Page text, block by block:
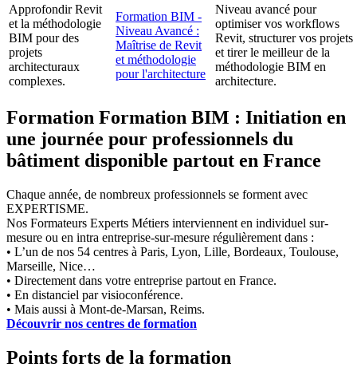
Approfondir Revit
et la méthodologie
BIM pour des
projets
architecturaux
complexes.
Formation BIM -
Niveau Avancé :
Maîtrise de Revit
et méthodologie
pour l'architecture
Niveau avancé pour
optimiser vos workflows
Revit, structurer vos projets
et tirer le meilleur de la
méthodologie BIM en
architecture.
Formation Formation BIM : Initiation en
une journée pour professionnels du
bâtiment disponible partout en France
Chaque année, de nombreux professionnels se forment avec
EXPERTISME.
Nos Formateurs Experts Métiers interviennent en individuel sur-
mesure ou en intra entreprise-sur-mesure régulièrement dans :
• L’un de nos 54 centres à Paris, Lyon, Lille, Bordeaux, Toulouse,
Marseille, Nice…
• Directement dans votre entreprise partout en France.
• En distanciel par visioconférence.
• Mais aussi à Mont-de-Marsan, Reims.
Découvrir nos centres de formation
Points forts de la formation